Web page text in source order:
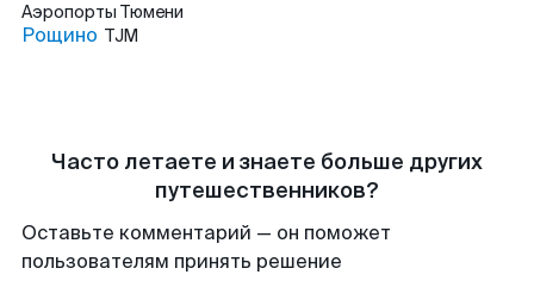
Аэропорты Тюмени
Рощино TJM
Часто летаете и знаете больше других
путешественников?
Оставьте комментарий — он поможет
пользователям принять решение